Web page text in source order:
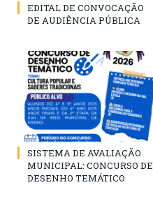
EDITAL DE CONVOCAÇÃO
DE AUDIÊNCIA PÚBLICA
SISTEMA DE AVALIAÇÃO
MUNICIPAL: CONCURSO DE
DESENHO TEMÁTICO